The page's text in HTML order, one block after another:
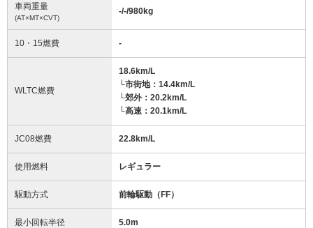
車両重量
(AT×MT×CVT)
-/-/980kg
10・15燃費 -
WLTC燃費
18.6km/L
└市街地：14.4km/L
└郊外：20.2km/L
└高速：20.1km/L
JC08燃費 22.8km/L
使用燃料 レギュラー
駆動方式 前輪駆動（FF）
最小回転半径 5.0m